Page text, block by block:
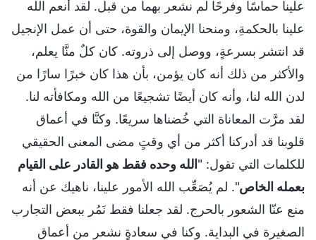
علينا حماسًا وفرحًا لم نشعر بهما من قبل. لقد أنعم الله
علينا بالحكمةِ، ومنحنا الإيمان والقوة، حتى أن عمل الإنجيل
قد انتشر بسرعةٍ، ووصل إلى ذروته. كان كلٌ منَّا يعلم،
والأكثر من ذلك أنه كان يؤمن، بأن هذا كان خبرًا سارًا من
لدن الله لنا، وأنه كان أيضًا تشجيعًا من الله ومكافأته لنا.
لقد مرَّت المعاناة التي خُضناها سريعًا. وكنَّا في أعماق
قلوبنا قد أدركنا أكثر من أي وقتٍ مضى المعنى الحقيقي
للكلمات التي تقول: "الله وحده فقط هو القادر على القيام
بعمله الخاص". لم يُصَعِّب الله الأمور علينا، ناهيك عن أنه
منع عنّا الشعور بالحرج. لقد جعلنا فقط نَمُر ببعض التجارب
الصغيرة في البداية. وكنا في سعادةٍ نشعر من أعماق